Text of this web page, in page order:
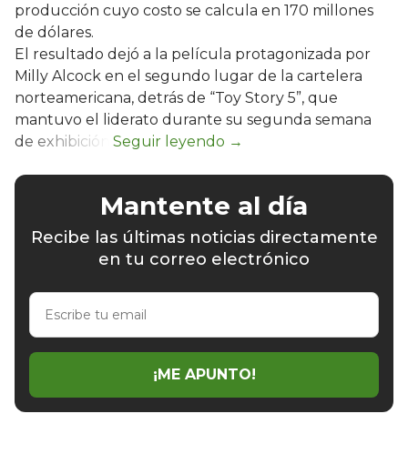
producción cuyo costo se calcula en 170 millones
de dólares.
El resultado dejó a la película protagonizada por
Milly Alcock en el segundo lugar de la cartelera
norteamericana, detrás de “Toy Story 5”, que
mantuvo el liderato durante su segunda semana
de exhibición.
Mantente al día
Recibe las últimas noticias directamente
en tu correo electrónico
Escribe
email
¡ME APUNTO!